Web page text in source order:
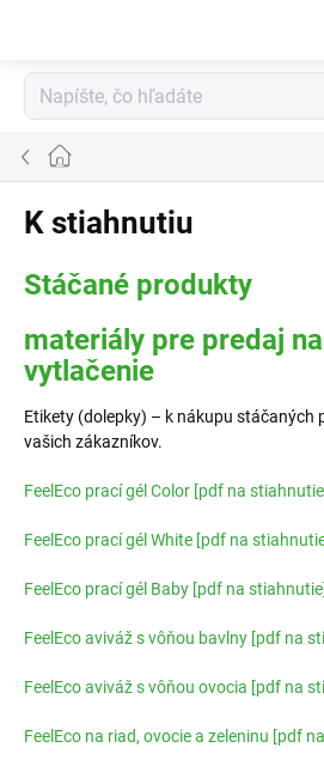
Domov
K stiahnutiu
Stáčané produkty
materiály pre predaj
vytlačenie
Etikety (dolepky) – k nákupu stáčaných
vašich zákazníkov.
FeelEco prací gél Color [pdf na
FeelEco prací gél White [pdf na
FeelEco prací gél Baby [pdf na stiahnutie]
FeelEco aviváž s vôňou bavlny [pdf na
FeelEco aviváž s vôňou ovocia [pdf na
FeelEco na riad, ovocie a zeleninu [pdf